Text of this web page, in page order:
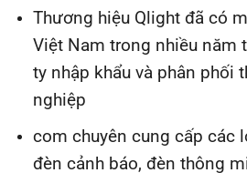
Thương hiệu Qlight đã có
Việt Nam trong nhiều năm
ty nhập khẩu và phân phối
nghiệp
com chuyên cung cấp các
đèn cảnh báo, đèn thông